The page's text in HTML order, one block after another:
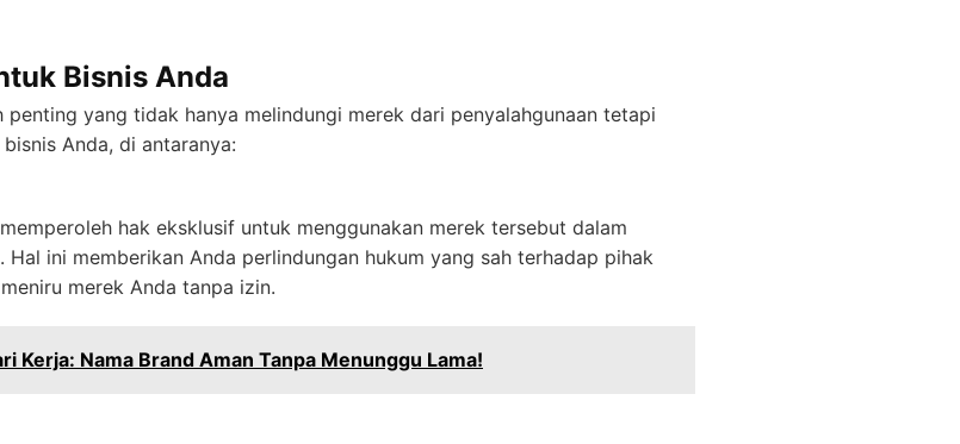
Bisnis Anda
yang tidak hanya melindungi merek dari penyalahgunaan tetapi
Anda, di antaranya:
hak eksklusif untuk menggunakan merek tersebut dalam
ini memberikan Anda perlindungan hukum yang sah terhadap pihak
merek Anda tanpa izin.
Kerja: Nama Brand Aman Tanpa Menunggu Lama!